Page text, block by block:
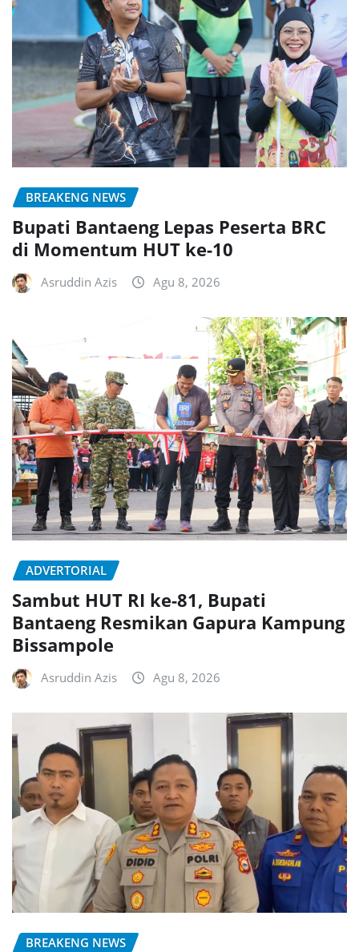
BREAKENG NEWS
Bupati Bantaeng Lepas Peserta BRC
di Momentum HUT ke-10
Asruddin Azis Agu 8, 2026
ADVERTORIAL
Sambut HUT RI ke-81, Bupati
Bantaeng Resmikan Gapura Kampung
Bissampole
Asruddin Azis Agu 8, 2026
BREAKENG NEWS